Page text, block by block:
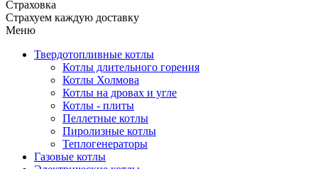
Страховка
Страхуем каждую доставку
Меню
Твердотопливные котлы
Котлы длительного горения
Котлы Холмова
Котлы на дровах и угле
Котлы - плиты
Пеллетные котлы
Пиролизные котлы
Теплогенераторы
Газовые котлы